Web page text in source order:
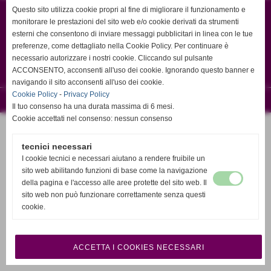
P.I. C.F 94063060480 -
info@autoaiutotoscana.org - coordinamentoautoaiutotoscana@gmail.com
Realizzazione siti web www.sitoper.it
Questo sito utilizza cookie propri al fine di migliorare il funzionamento e
monitorare le prestazioni del sito web e/o cookie derivati da strumenti
esterni che consentono di inviare messaggi pubblicitari in linea con le tue
preferenze, come dettagliato nella Cookie Policy. Per continuare è
necessario autorizzare i nostri cookie. Cliccando sul pulsante
ACCONSENTO, acconsenti all'uso dei cookie. Ignorando questo banner e
navigando il sito acconsenti all'uso dei cookie.
Cookie Policy - Privacy Policy
Il tuo consenso ha una durata massima di 6 mesi.
Cookie accettati nel consenso: nessun consenso
tecnici necessari
I cookie tecnici e necessari aiutano a rendere fruibile un
sito web abilitando funzioni di base come la navigazione
della pagina e l'accesso alle aree protette del sito web. Il
sito web non può funzionare correttamente senza questi
cookie.
ACCETTA I COOKIES NECESSARI